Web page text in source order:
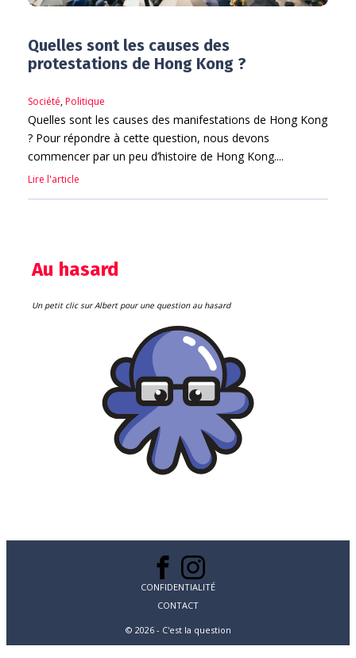
Quelles sont les causes des
protestations de Hong Kong ?
Société,Politique
Quelles sont les causes des manifestations de Hong Kong
? Pour répondre à cette question, nous devons
commencer par un peu d’histoire de Hong Kong....
Lire l'article
Au hasard
Un petit clic sur Albert pour une question au hasard
CONFIDENTIALITÉ
CONTACT
© 2026 - C'est la question